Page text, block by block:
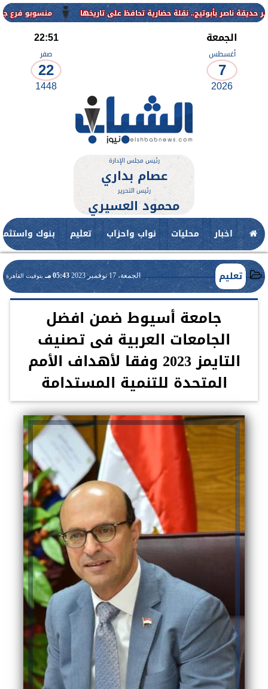
منسوبو فرع جامعة الأزهر
الجمعة
أغسطس
7
2026
22:51
صفر
22
1448
رئيس مجلس الإدارة
عصام بداري
رئيس التحرير
محمود العسيري
اخبار محليات نواب واحزاب تعليم بنوك
تعليم الجمعة، 17 نوفمبر 2023 05:43 مـ بتوقيت القاهرة
جامعة أسيوط ضمن افضل
الجامعات العربية فى تصنيف
التايمز 2023 وفقا لأهداف الأمم
المتحدة للتنمية المستدامة